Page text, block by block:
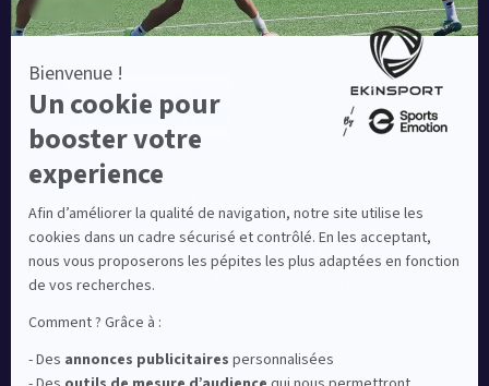
Equipementier sportif leader en France depuis plus de
10 ans, Ekinsport a été distingué par la rédaction de
Capital dans son classement des « Meilleurs sites de
commerce en ligne 2024 », catégorie Sportswear.
En savoir plus